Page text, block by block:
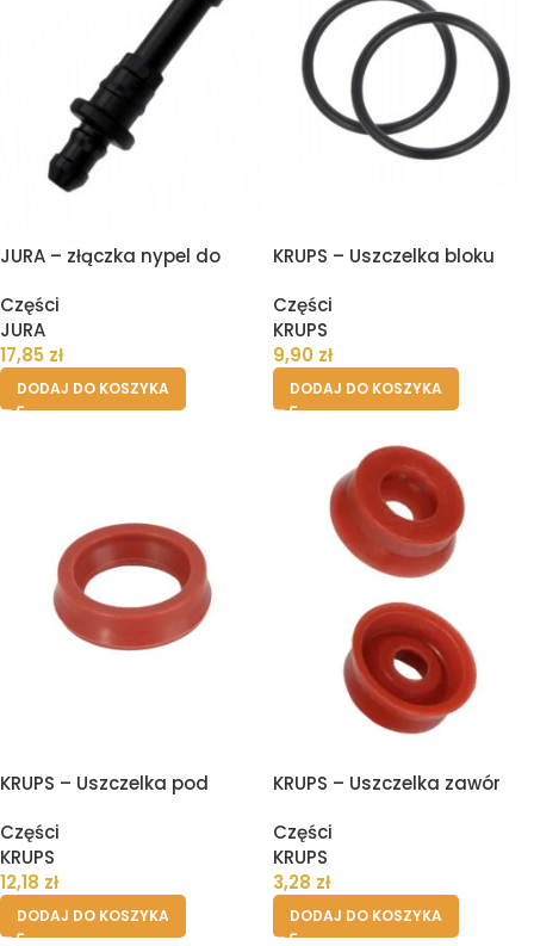
JURA – złączka nypel do
Długa
Części
JURA
17,85 zł
DODAJ DO KOSZYKA
KRUPS – Uszczelka bloku
Części
KRUPS
9,90 zł
DODAJ DO KOSZYKA
KRUPS – Uszczelka pod
ekspresu
Części
KRUPS
12,18 zł
DODAJ DO KOSZYKA
KRUPS – Uszczelka zawór
Części
KRUPS
3,28 zł
DODAJ DO KOSZYKA